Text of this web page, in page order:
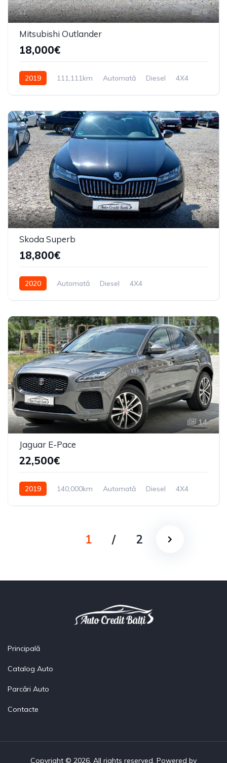
8
Mitsubishi Outlander
18,000€
2019 111,111km Automată Diesel 4X4
8
Skoda Superb
18,800€
2020 Automată Diesel 4X4
14
Jaguar E-Pace
22,500€
2019 140,000km Automată Diesel 4X4
1 / 2
Principală
Catalog Auto
Parcări Auto
Contacte
Copyright © 2026. All rights reserved. Powered by